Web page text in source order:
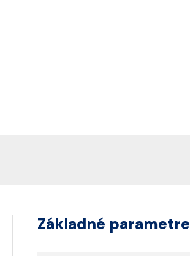
Základné parametre